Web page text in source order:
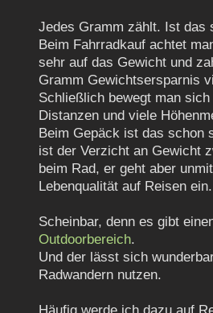
Jedes Gramm zählt. Ist das
Beim Fahrradkauf achtet
sehr auf das Gewicht und
Gramm Gewichtsersparnis
Schließlich bewegt man
Distanzen und viele
Beim Gepäck ist das schon
ist der Verzicht an Gewicht
beim Rad, er geht aber
Lebenqualität auf Reisen ein.
Scheinbar, denn es gibt
Outdoorbereich.
Und der lässt sich
Radwandern nutzen.